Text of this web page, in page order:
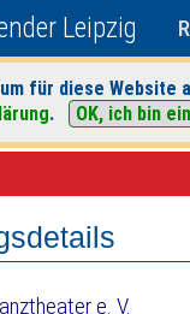
Leipzig
für diese
. OK, ich bin
>Suche> Kurse &
e. V.